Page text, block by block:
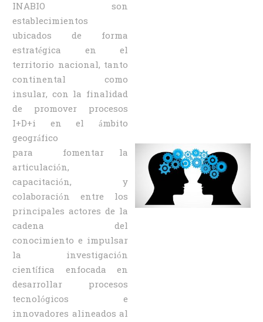
INABIO son
establecimientos
ubicados de forma
estratégica en el
territorio nacional, tanto
continental como
insular, con la finalidad
de promover procesos
I+D+i en el ámbito
geográfico
para fomentar la
articulación,
capacitación, y
colaboración entre los
principales actores de la
cadena del
conocimiento e impulsar
la investigación
científica enfocada en
desarrollar procesos
tecnológicos e
innovadores alineados al